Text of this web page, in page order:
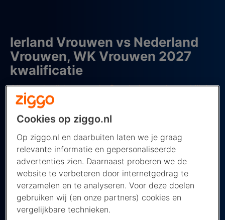
Ierland Vrouwen vs Nederland
Vrouwen, WK Vrouwen 2027
kwalificatie
Alle wedstrijden van de Oranje Leeuwinnen kijk je
op NPO!
vrijdag 5 juni 2026
Wedstrijd Details
Ierland Vrouwen -Nederland Vrouwen
Locatie
Cookies op ziggo.nl
Op ziggo.nl en daarbuiten laten we je graag
relevante informatie en gepersonaliseerde
advertenties zien. Daarnaast proberen we de
website te verbeteren door internetgedrag te
verzamelen en te analyseren. Voor deze doelen
gebruiken wij (en onze partners) cookies en
vergelijkbare technieken.